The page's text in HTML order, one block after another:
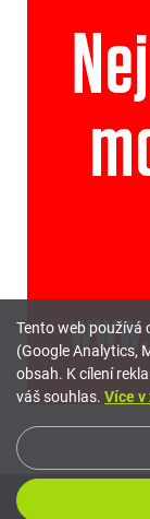
Tento web používá
(Google Analytics,
obsah. K cílení
váš souhlas. Více v